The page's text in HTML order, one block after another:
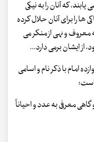
که آنان را به نیکی
ها را برای آنان حلال کرده
به معروف و نهی از منکر می
از ایشان برمی دارد...
امام با ذکر نام و اسامی
است؛
معرفی به عدد و احیاناً